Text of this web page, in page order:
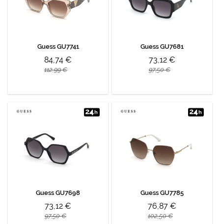
Guess GU7741
84,74 €
112,99 €
Guess GU7681
73,12 €
97,50 €
Guess GU7698
73,12 €
97,50 €
Guess GU7785
76,87 €
102,50 €